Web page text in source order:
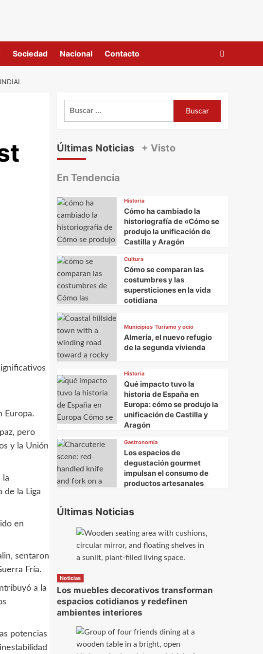
Sociedad Nacional Contacto
Europa.
pero
y la Unión
la
de la Liga
en
sentaron
Fría.
a la
potencias
Últimas Noticias + Visto
En Tendencia
Historia
Cómo ha cambiado la
historiografía de «Cómo se
produjo la unificación de
Castilla y Aragón
Cultura
Cómo se comparan las
costumbres y las
supersticiones en la vida
cotidiana
Municipios Turismo y ocio
Almería, el nuevo refugio
de la segunda vivienda
Historia
Qué impacto tuvo la
historia de España en
Europa: cómo se produjo la
unificación de Castilla y
Aragón
Gastronomía
Los espacios de
degustación gourmet
impulsan el consumo de
productos artesanales
Últimas Noticias
Noticias
Los muebles decorativos transforman
espacios cotidianos y redefinen
ambientes interiores